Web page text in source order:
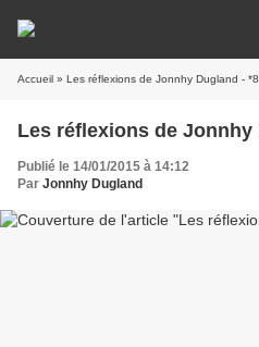
Accueil » Les réflexions de Jonnhy Dugland -
Les réflexions de Jonnhy
Publié le 14/01/2015 à 14:12
Par Jonnhy Dugland